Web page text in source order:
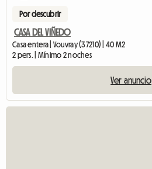
Por descubrir
CASA DEL VIÑEDO
Casa entera | Vouvray (37210) | 40 M2
2 pers. | Mínimo 2 noches
Ver anuncio